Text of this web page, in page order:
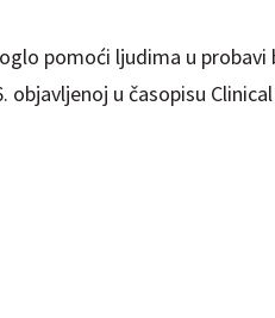
pomoći ljudima u probavi
objavljenoj u časopisu